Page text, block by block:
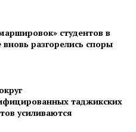
студентов в
разгорелись споры
таджикских
усиливаются